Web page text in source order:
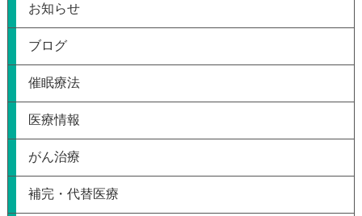
お知らせ
ブログ
催眠療法
医療情報
がん治療
補完・代替医療